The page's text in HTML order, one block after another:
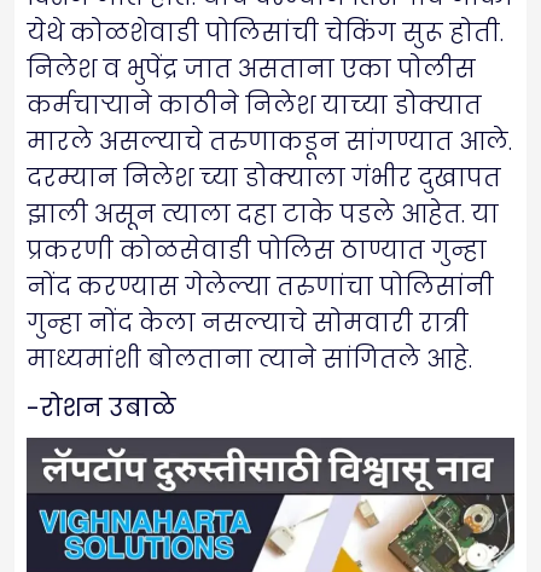
येथे कोळशेवाडी पोलिसांची चेकिंग सुरू होती.
निलेश व भुपेंद्र जात असताना एका पोलीस
कर्मचाऱ्याने काठीने निलेश याच्या डोक्यात
मारले असल्याचे तरुणाकडून सांगण्यात आले.
दरम्यान निलेश च्या डोक्याला गंभीर दुखापत
झाली असून त्याला दहा टाके पडले आहेत. या
प्रकरणी कोळसेवाडी पोलिस ठाण्यात गुन्हा
नोंद करण्यास गेलेल्या तरुणांचा पोलिसांनी
गुन्हा नोंद केला नसल्याचे सोमवारी रात्री
माध्यमांशी बोलताना त्याने सांगितले आहे.
-रोशन उबाळे